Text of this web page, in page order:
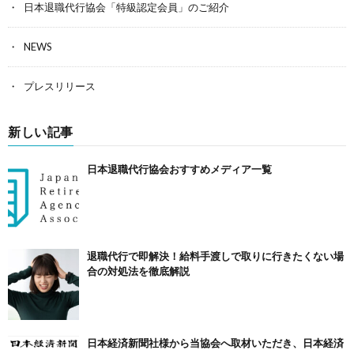
日本退職代行協会「特級認定会員」のご紹介
NEWS
プレスリリース
新しい記事
日本退職代行協会おすすめメディア一覧
退職代行で即解決！給料手渡しで取りに行きたくない場
合の対処法を徹底解説
日本経済新聞社様から当協会へ取材いただき、日本経済